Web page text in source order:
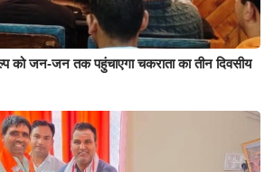
को जन-जन तक पहुंचाएगा चकराता का तीन दिवसीय